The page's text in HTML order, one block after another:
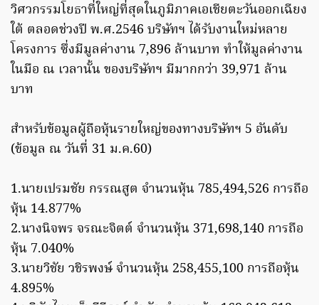
วิศวกรรมโยธาที่ใหญ่ที่สุดในภูมิภาคเอเชียตะวันออกเฉียง
ใต้ ตลอดช่วงปี พ.ศ.2546 บริษัทฯ ได้รับงานใหม่หลาย
โครงการ ซึ่งมีมูลค่างาน 7,896 ล้านบาท ทำให้มูลค่างาน
ในมือ ณ เวลานั้น ของบริษัทฯ มีมากกว่า 39,971 ล้าน
บาท
สำหรับข้อมูลผู้ถือหุ้นรายใหญ่ของทางบริษัทฯ 5 อันดับ
(ข้อมูล ณ วันที่ 31 ม.ค.60)
1.นายเปรมชัย กรรณสูต จำนวนหุ้น 785,494,526 การถือ
หุ้น 14.877%
2.นางนิจพร จรณะจิตต์ จำนวนหุ้น 371,698,140 การถือ
หุ้น 7.040%
3.นายวิชัย วชิรพงษ์ จำนวนหุ้น 258,455,100 การถือหุ้น
4.895%